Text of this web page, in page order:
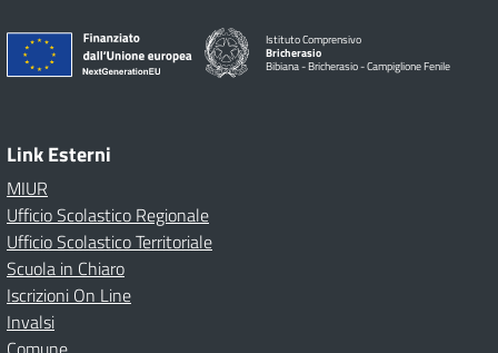
Istituto Comprensivo
Bricherasio
Bibiana - Bricherasio - Campiglione Fenile
Link Esterni
MIUR
Ufficio Scolastico Regionale
Ufficio Scolastico Territoriale
Scuola in Chiaro
Iscrizioni On Line
Invalsi